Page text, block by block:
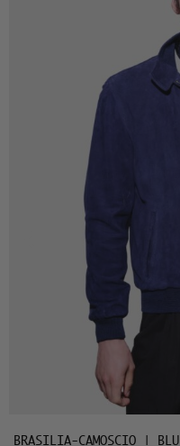
BRASILIA-CAMOSCIO | BLU